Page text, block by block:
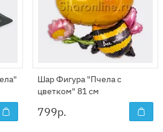
Шар Фигура "Пчела с
цветком" 81 см
799р.